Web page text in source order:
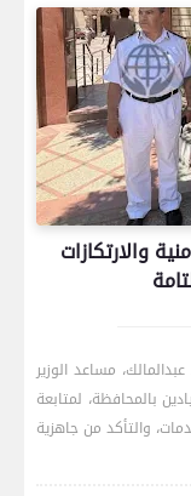
والارتكازات
مساعد الوزير
بالمحافظة، لمتابعة
والتأكد من جاهزية
الشوط
الجزائري فى